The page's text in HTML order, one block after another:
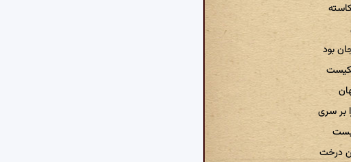
بود
بر سری
بست
درخت